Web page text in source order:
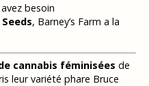
besoin
, Barney’s Farm a la
cannabis féminisées de
leur variété phare Bruce